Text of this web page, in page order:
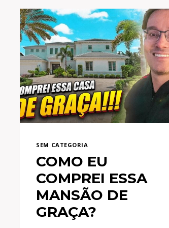
PRÊMIO
MEGA
SENA
NA
RENDA
FIXA?
SEM CATEGORIA
COMO EU
COMPREI ESSA
MANSÃO DE
GRAÇA?